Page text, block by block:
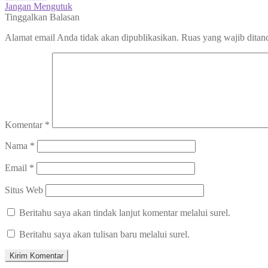
pos
post:
Next
post:
Jangan Mengutuk
Tinggalkan Balasan
Alamat email Anda tidak akan dipublikasikan. Ruas yang wajib
Komentar *
Nama *
Email *
Situs Web
Beritahu saya akan tindak lanjut komentar melalui surel.
Beritahu saya akan tulisan baru melalui surel.